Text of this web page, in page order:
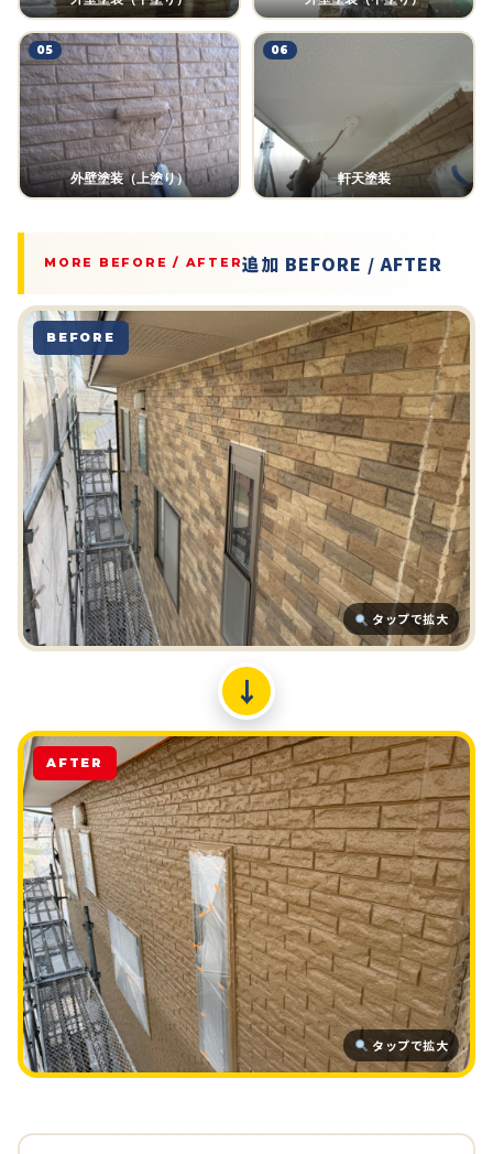
05
外壁塗装（上塗り）
06
軒天塗装
MORE BEFORE / AFTER追加 BEFORE / AFTER
タップで拡大
BEFORE
↓
タップで拡大
AFTER